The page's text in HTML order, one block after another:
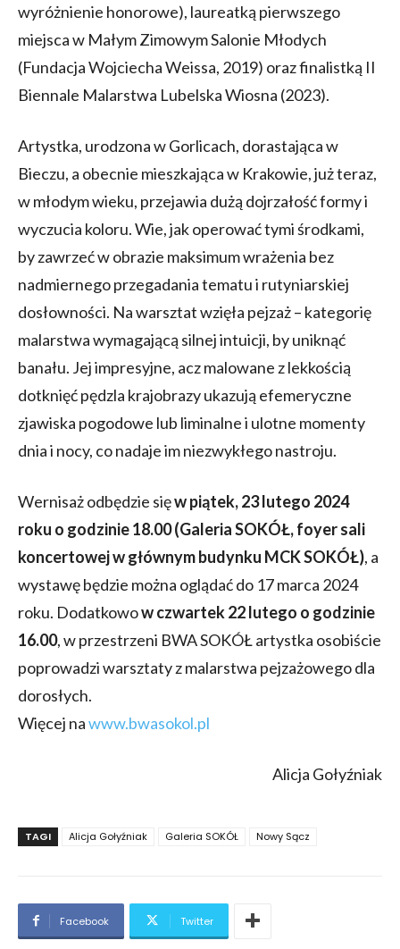
wyróżnienie honorowe), laureatką pierwszego
miejsca w Małym Zimowym Salonie Młodych
(Fundacja Wojciecha Weissa, 2019) oraz finalistką II
Biennale Malarstwa Lubelska Wiosna (2023).
Artystka, urodzona w Gorlicach, dorastająca w
Bieczu, a obecnie mieszkająca w Krakowie, już teraz,
w młodym wieku, przejawia dużą dojrzałość formy i
wyczucia koloru. Wie, jak operować tymi środkami,
by zawrzeć w obrazie maksimum wrażenia bez
nadmiernego przegadania tematu i rutyniarskiej
dosłowności. Na warsztat wzięła pejzaż – kategorię
malarstwa wymagającą silnej intuicji, by uniknąć
banału. Jej impresyjne, acz malowane z lekkością
dotknięć pędzla krajobrazy ukazują efemeryczne
zjawiska pogodowe lub liminalne i ulotne momenty
dnia i nocy, co nadaje im niezwykłego nastroju.
Wernisaż odbędzie sięw piątek, 23 lutego 2024
roku o godzinie 18.00 (Galeria SOKÓŁ, foyer sali
koncertowej w głównym budynku MCK SOKÓŁ), a
wystawę będzie można oglądać do 17 marca 2024
roku. Dodatkowow czwartek 22 lutego o godzinie
16.00, w przestrzeni BWA SOKÓŁ artystka osobiście
poprowadzi warsztaty z malarstwa pejzażowego dla
dorosłych.
Więcej nawww.bwasokol.pl
Alicja Gołyźniak
TAGI Alicja Gołyźniak Galeria SOKÓŁ Nowy Sącz
Facebook Twitter